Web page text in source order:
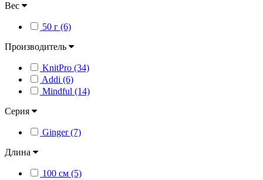
Вес
50 г (6)
Производитель
KnitPro (34)
Addi (6)
Mindful (14)
Серия
Ginger (7)
Длина
100 см (5)